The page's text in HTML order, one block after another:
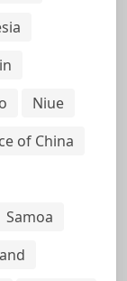
Niue
of China
Samoa